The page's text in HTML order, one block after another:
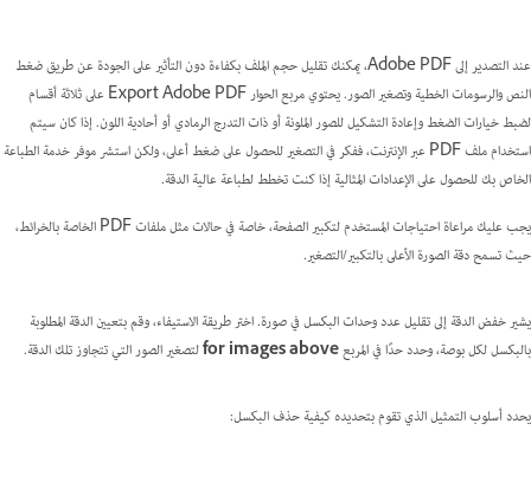
عند التصدير إلى Adobe PDF، يمكنك تقليل حجم الملف بكفاءة دون التأثير على الجودة عن طريق ضغط
النص والرسومات الخطية وتصغير الصور. يحتوي مربع الحوار Export Adobe PDF على ثلاثة أقسام
لضبط خيارات الضغط وإعادة التشكيل للصور الملونة أو ذات التدرج الرمادي أو أحادية اللون. إذا كان سيتم
استخدام ملف PDF عبر الإنترنت، ففكر في التصغير للحصول على ضغط أعلى، ولكن استشر موفر خدمة الطباعة
الخاص بك للحصول على الإعدادات المثالية إذا كنت تخطط لطباعة عالية الدقة.
يجب عليك مراعاة احتياجات المستخدم لتكبير الصفحة، خاصة في حالات مثل ملفات PDF الخاصة بالخرائط،
حيث تسمح دقة الصورة الأعلى بالتكبير/التصغير.
يشير خفض الدقة إلى تقليل عدد وحدات البكسل في صورة. اختر طريقة الاستيفاء، وقم بتعيين الدقة المطلوبة
بالبكسل لكل بوصة، وحدد حدًا في المربعfor images aboveلتصغير الصور التي تتجاوز تلك الدقة.
يحدد أسلوب التمثيل الذي تقوم بتحديده كيفية حذف البكسل: